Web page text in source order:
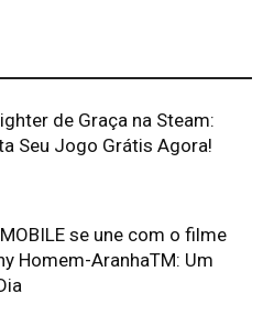
de Graça na Steam:
Seu Jogo Grátis Agora!
MOBILE se une com o filme
Homem-AranhaTM: Um